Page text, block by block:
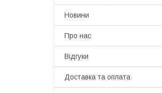
Новини
Про нас
Відгуки
Доставка та оплата